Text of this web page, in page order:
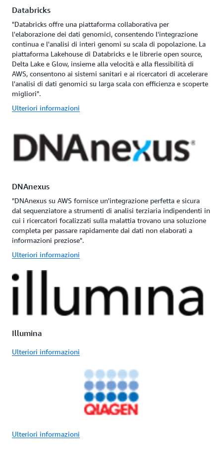
Databricks
"Databricks offre una piattaforma collaborativa per
l'elaborazione dei dati genomici, consentendo l'integrazione
continua e l'analisi di interi genomi su scala di popolazione. La
piattaforma Lakehouse di Databricks e le librerie open source,
Delta Lake e Glow, insieme alla velocità e alla flessibilità di
AWS, consentono ai sistemi sanitari e ai ricercatori di accelerare
l'analisi di dati genomici su larga scala con efficienza e scoperte
migliori".
Ulteriori informazioni
DNAnexus
"DNAnexus su AWS fornisce un'integrazione perfetta e sicura
dal sequenziatore a strumenti di analisi terziaria indipendenti in
cui i ricercatori focalizzati sulla malattia trovano una soluzione
completa per passare rapidamente dai dati non elaborati a
informazioni preziose".
Ulteriori informazioni
Illumina
Ulteriori informazioni
Ulteriori informazioni